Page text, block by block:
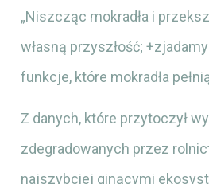
„Niszcząc mokradła i
własną przyszłość;
funkcje, które mokradła
Z danych, które przytoczył
zdegradowanych przez
najszybciej ginącymi